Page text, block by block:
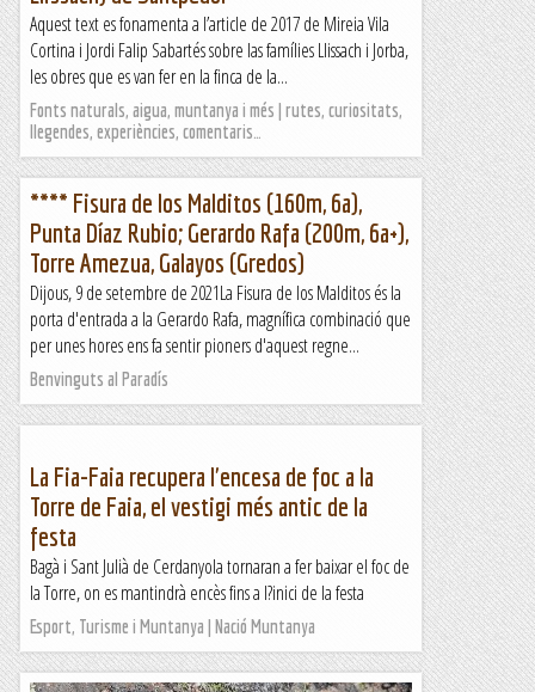
Aquest text es fonamenta a l’article de 2017 de Mireia Vila
Cortina i Jordi Falip Sabartés sobre las famílies Llissach i Jorba,
les obres que es van fer en la finca de la...
Fonts naturals, aigua, muntanya i més | rutes, curiositats,
llegendes, experiències, comentaris…
**** Fisura de los Malditos (160m, 6a),
Punta Díaz Rubio; Gerardo Rafa (200m, 6a+),
Torre Amezua, Galayos (Gredos)
Dijous, 9 de setembre de 2021La Fisura de los Malditos és la
porta d'entrada a la Gerardo Rafa, magnífica combinació que
per unes hores ens fa sentir pioners d'aquest regne...
Benvinguts al Paradís
La Fia-Faia recupera l'encesa de foc a la
Torre de Faia, el vestigi més antic de la
festa
Bagà i Sant Julià de Cerdanyola tornaran a fer baixar el foc de
la Torre, on es mantindrà encès fins a l?inici de la festa
Esport, Turisme i Muntanya | Nació Muntanya